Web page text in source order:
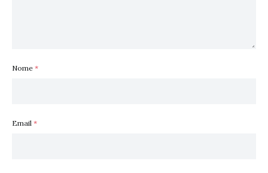
Nome *
Email *